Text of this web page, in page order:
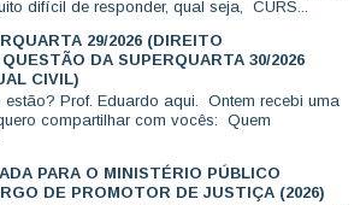
difícil de responder, qual seja, CURS...
29/2026 (DIREITO
DA SUPERQUARTA 30/2026
CIVIL)
Prof. Eduardo aqui. Ontem recebi uma
compartilhar com vocês: Quem
PARA O MINISTÉRIO PÚBLICO
DE PROMOTOR DE JUSTIÇA (2026)